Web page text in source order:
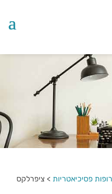
פסיכיאטריות > ציפרלקס